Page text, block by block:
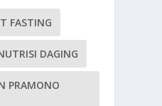
FASTING
DAGING
PRAMONO